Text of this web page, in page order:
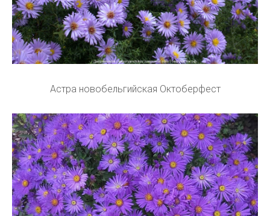
Астра новобельгийская Октоберфест